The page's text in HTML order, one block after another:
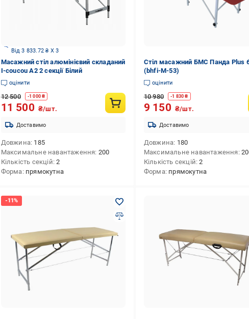
Від 3 833.72 ₴ X 3
Масажний стіл алюмінієвий складаний
I-coucou A2 2 секції Білий
оцінити
12 500 -1 000 ₴
11 500 ₴/шт.
Доставимо
Довжина 185
Максимальне навантаження 200
Кількість секцій 2
Форма прямокутна
Стіл масажний БМС Панда Plus
(bhfi-M-53)
оцінити
10 980 -1 830 ₴
9 150 ₴/шт.
Доставимо
Довжина 180
Максимальне навантаження
Кількість секцій 2
Форма прямокутна